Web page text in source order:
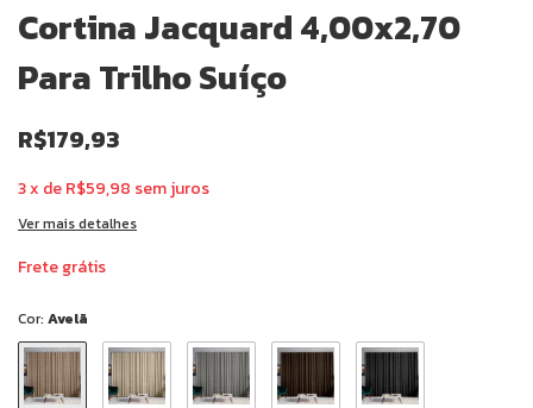
Cortina Jacquard 4,00x2,70
Para Trilho Suíço
R$179,93
3x deR$59,98 sem juros
Ver mais detalhes
Frete grátis
Cor: Avelã